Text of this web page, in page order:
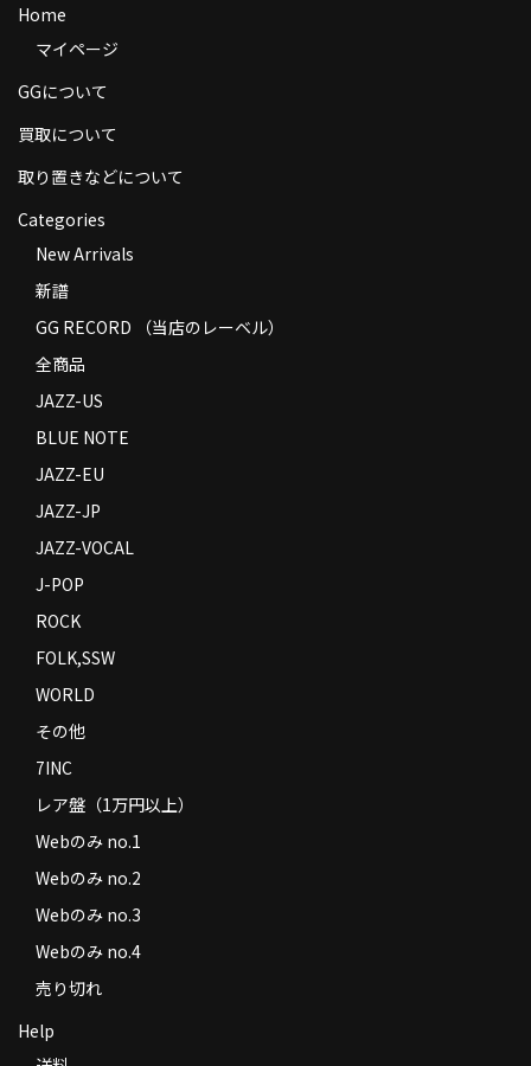
商品の発送
返品
コンディション
Privacy Policy
Contact
Home
マイページ
GGについて
買取について
取り置きなどについて
Categories
New Arrivals
新譜
GG RECORD （当店のレーベル）
全商品
JAZZ-US
BLUE NOTE
JAZZ-EU
JAZZ-JP
JAZZ-VOCAL
J-POP
ROCK
FOLK,SSW
WORLD
その他
7INC
レア盤（1万円以上）
Webのみ no.1
Webのみ no.2
Webのみ no.3
Webのみ no.4
売り切れ
Help